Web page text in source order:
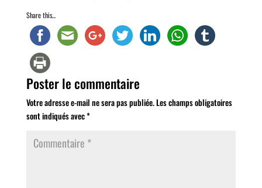
Share this...
Poster le commentaire
Votre adresse e-mail ne sera pas publiée.Les champs obligatoires
sont indiqués avec*